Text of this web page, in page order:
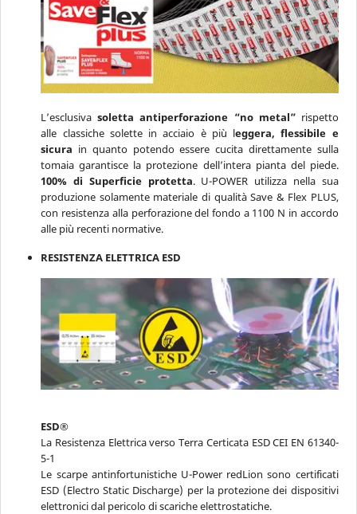
L’esclusivasoletta antiperforazione “no metal”rispetto
alle classiche solette in acciaio è più leggera, flessibile e
sicura in quanto potendo essere cucita direttamente sulla
tomaia garantisce la protezione dell’intera pianta del piede.
100% di Superficie protetta. U-POWER utilizza nella sua
produzione solamente materiale di qualità Save & Flex PLUS,
con resistenza alla perforazione del fondo a 1100 N in accordo
alle più recenti normative.
RESISTENZA ELETTRICA ESD
ESD®
La Resistenza Elettrica verso Terra Certicata ESD CEI EN 61340-
5-1
Le scarpe antinfortunistiche U-Power redLion sono certificati
ESD (Electro Static Discharge) per la protezione dei dispositivi
elettronici dal pericolo di scariche elettrostatiche.